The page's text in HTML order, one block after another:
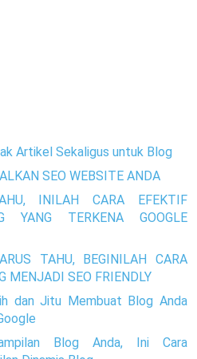
Artikel Sekaligus untuk Blog
SEO WEBSITE ANDA
INILAH CARA EFEKTIF
YANG TERKENA GOOGLE
TAHU, BEGINILAH CARA
MENJADI SEO FRIENDLY
dan Jitu Membuat Blog Anda
Blog Anda, Ini Cara